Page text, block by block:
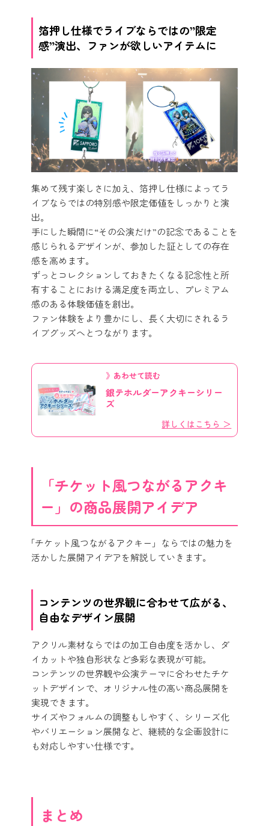
箔押し仕様でライブならではの”限定
感”演出、ファンが欲しいアイテムに
集めて残す楽しさに加え、箔押し仕様によってラ
イブならではの特別感や限定価値をしっかりと演
出。
手にした瞬間に“その公演だけ”の記念であることを
感じられるデザインが、参加した証としての存在
感を高めます。
ずっとコレクションしておきたくなる記念性と所
有することにおける満足度を両立し、プレミアム
感のある体験価値を創出。
ファン体験をより豊かにし、長く大切にされるラ
イブグッズへとつながります。
》あわせて読む
銀テホルダーアクキーシリー
ズ
詳しくはこちら ＞
「チケット風つながるアクキ
ー」の商品展開アイデア
「チケット風つながるアクキー」ならではの魅力を
活かした展開アイデアを解説していきます。
コンテンツの世界観に合わせて広がる、
自由なデザイン展開
アクリル素材ならではの加工自由度を活かし、ダ
イカットや独自形状など多彩な表現が可能。
コンテンツの世界観や公演テーマに合わせたチケ
ットデザインで、オリジナル性の高い商品展開を
実現できます。
サイズやフォルムの調整もしやすく、シリーズ化
やバリエーション展開など、継続的な企画設計に
も対応しやすい仕様です。
まとめ